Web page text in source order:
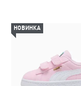
НОВИНКА